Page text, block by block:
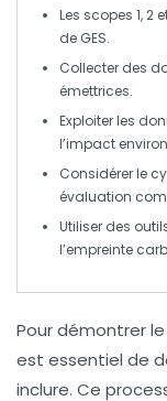
Les scopes 1, 2
de GES.
Collecter des
émettrices.
Exploiter les
l’impact
Considérer le
évaluation
Utiliser des
l’empreinte
Pourdémontrer
est essentiel de
inclure. Ce